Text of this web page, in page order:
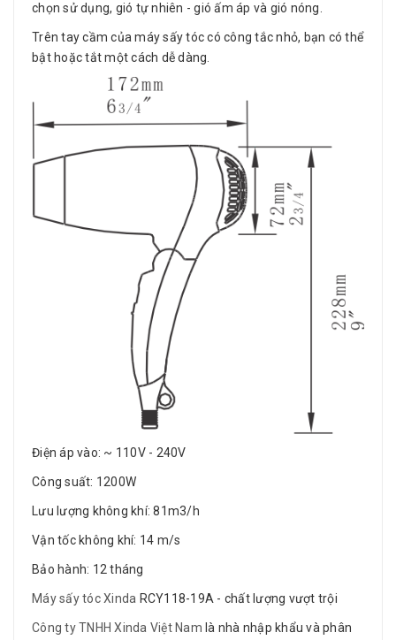
chọn sử dụng, gió tự nhiên - gió ấm áp và gió nóng.
Trên tay cầm của máy sấy tóc có công tắc nhỏ, bạn có thể
bật hoặc tắt một cách dễ dàng.
Điện áp vào: ~ 110V - 240V
Công suất: 1200W
Lưu lượng không khí: 81m3/h
Vận tốc không khí: 14 m/s
Bảo hành: 12 tháng
Máy sấy tóc Xinda RCY118-19A - chất lượng vượt trội
Công ty TNHH Xinda Việt Nam là nhà nhập khẩu và phân